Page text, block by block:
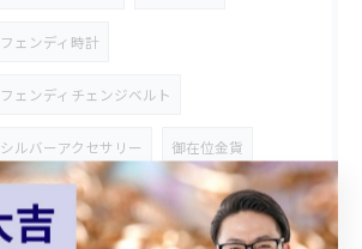
フェンディ時計
フェンディチェンジベルト
シルバーアクセサリー 御在位金貨
オーストリア金貨 コロナ金貨